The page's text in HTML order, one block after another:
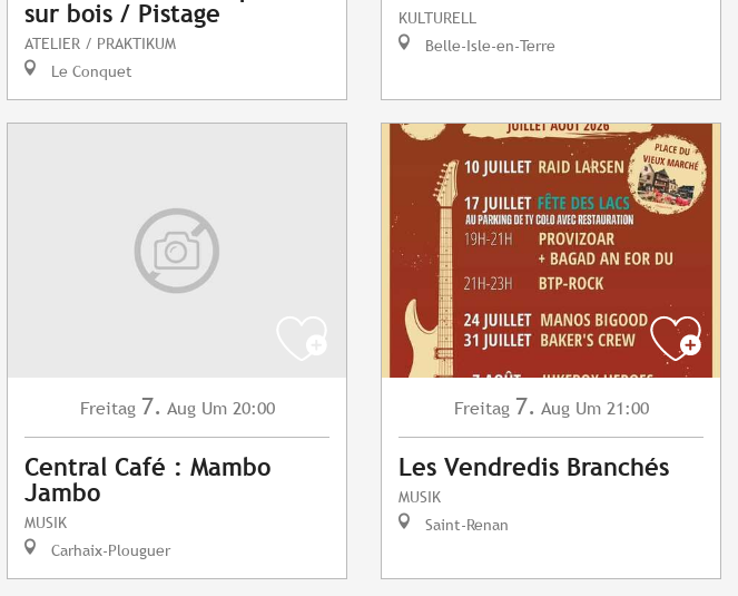
sur bois / Pistage
ATELIER / PRAKTIKUM
Le Conquet
KULTURELL
Belle-Isle-en-Terre
Freitag 7. Aug Um 20:00
Central Café : Mambo
Jambo
MUSIK
Carhaix-Plouguer
Freitag 7. Aug Um 21:00
Les Vendredis Branchés
MUSIK
Saint-Renan